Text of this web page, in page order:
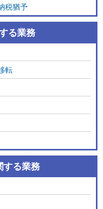
税猶予
る業務
転
する業務